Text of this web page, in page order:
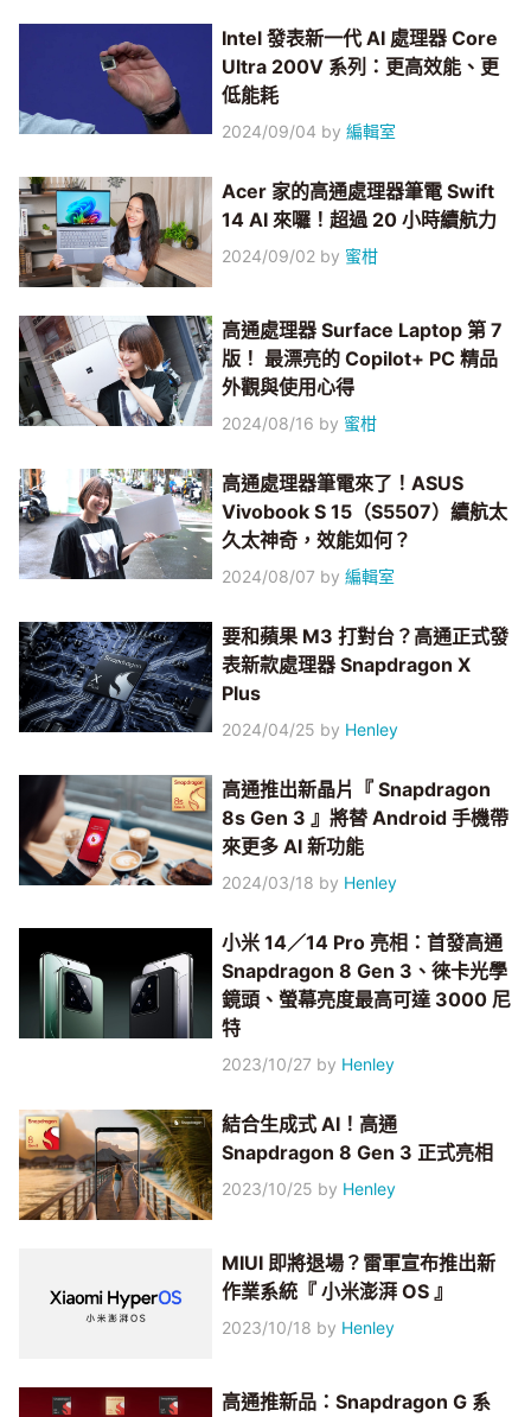
Intel 發表新一代 AI 處理器 Core
Ultra 200V 系列：更高效能、更
低能耗
2024/09/04 by編輯室
Acer 家的高通處理器筆電 Swift
14 AI 來囉！超過 20 小時續航力
2024/09/02 by 蜜柑
高通處理器 Surface Laptop 第 7
版！ 最漂亮的 Copilot+ PC 精品
外觀與使用心得
2024/08/16 by 蜜柑
高通處理器筆電來了！ASUS
Vivobook S 15（S5507）續航太
久太神奇，效能如何？
2024/08/07 by編輯室
要和蘋果 M3 打對台？高通正式發
表新款處理器 Snapdragon X
Plus
2024/04/25 by Henley
高通推出新晶片『 Snapdragon
8s Gen 3 』將替 Android 手機帶
來更多 AI 新功能
2024/03/18 by Henley
小米 14／14 Pro 亮相：首發高通
Snapdragon 8 Gen 3、徠卡光學
鏡頭、螢幕亮度最高可達 3000 尼
特
2023/10/27 by Henley
結合生成式 AI！高通
Snapdragon 8 Gen 3 正式亮相
2023/10/25 by Henley
MIUI 即將退場？雷軍宣布推出新
作業系統『 小米澎湃 OS 』
2023/10/18 by Henley
高通推新品：Snapdragon G 系